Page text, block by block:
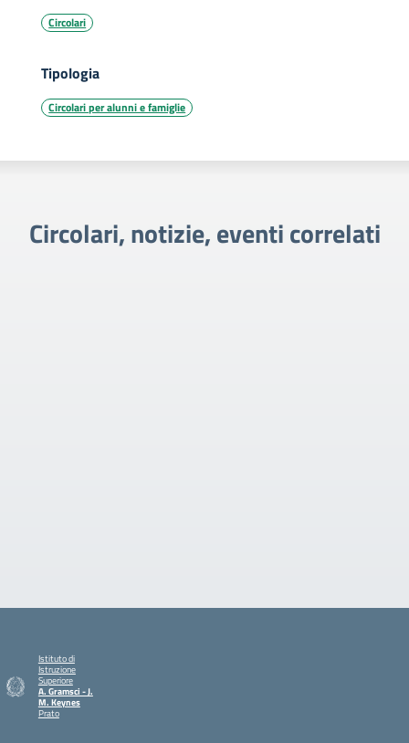
Circolari
Tipologia
Circolari per alunni e famiglie
Circolari, notizie, eventi correlati
Istituto di
Istruzione
Superiore
A. Gramsci - J.
M. Keynes
Prato